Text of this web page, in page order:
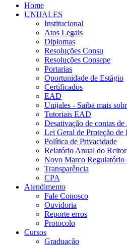
Home
UNIJALES
Institucional
Atos Legais
Diplomas
Resoluções Consu
Resoluções Consepe
Portarias
Oportunidade de Estágio
Certificados
EAD
Unijales - Saiba mais
Tutoriais EAD
Desativação de contas
Lei Geral de Proteção
Política de Privacidade
Relatório Anual do Reitor
Novo Marco Regulatório
Transparência
CPA
Atendimento
Fale Conosco
Ouvidoria
Reporte erros
Protocolo
Cursos
Graduação